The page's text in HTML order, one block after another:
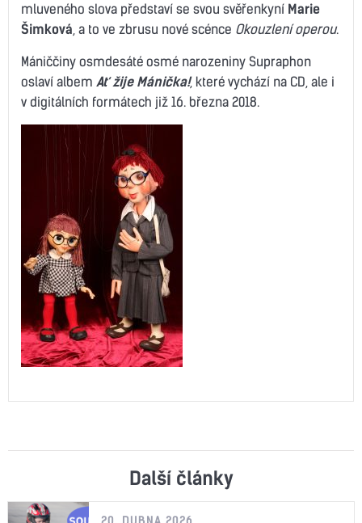
mluveného slova představí se svou svěřenkyní Marie
Šimková, a to ve zbrusu nové scénce Okouzlení operou.
Mániččiny osmdesáté osmé narozeniny Supraphon
oslaví albem Ať žije Mánička!, které vychází na CD, ale i
v digitálních formátech již 16. března 2018.
Další články